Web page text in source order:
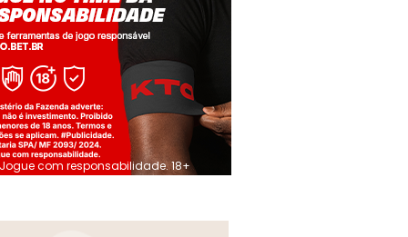
Jogue com responsabilidade. 18+